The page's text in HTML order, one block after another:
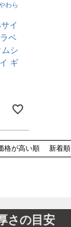
わら
イ
ベ
シ
ギ
格が高い順 新着順
さの目安